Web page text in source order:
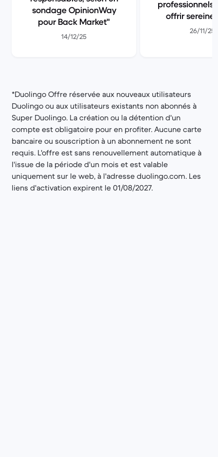
sondage OpinionWay
pour Back Market
14/12/25
offrir
26/11/25
*Duolingo Offre réservée aux nouveaux utilisateurs
Duolingo ou aux utilisateurs existants non abonnés à
Super Duolingo. La création ou la détention d'un
compte est obligatoire pour en profiter. Aucune carte
bancaire ou souscription à un abonnement ne sont
requis. L'offre est sans renouvellement automatique à
l'issue de la période d'un mois et est valable
uniquement sur le web, à l'adresse duolingo.com. Les
liens d'activation expirent le 01/08/2027.